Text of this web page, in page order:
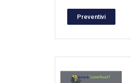
Preventivi